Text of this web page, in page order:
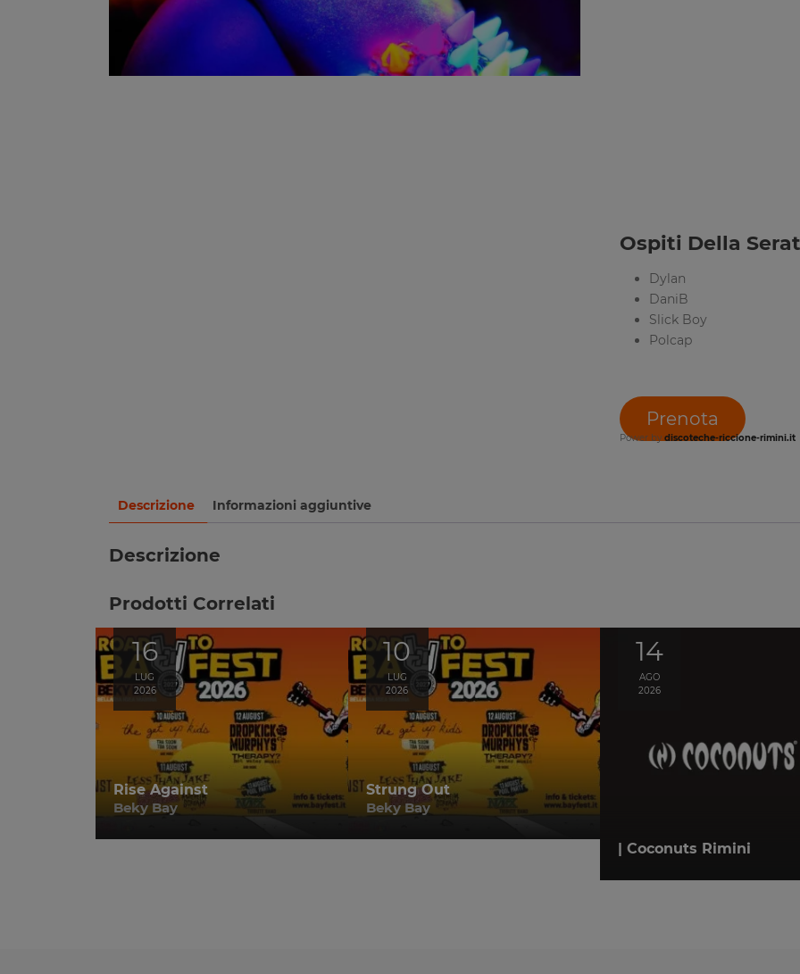
Ospiti Della
Dylan
DaniB
Slick Boy
Polcap
Prenota
Power by discoteche-riccione-rimini.it
Descrizione Informazioni aggiuntive
Descrizione
Prodotti Correlati
16
LUG
2026
Rise Against
Beky Bay
10
LUG
2026
Strung Out
Beky Bay
14
AGO
2026
| Coconuts Rimini